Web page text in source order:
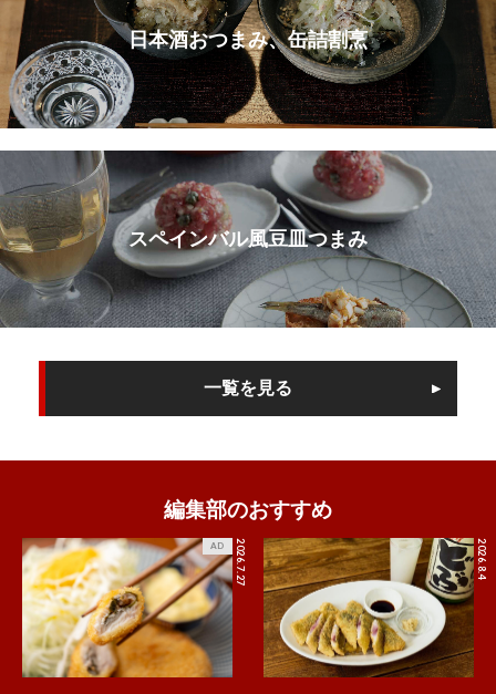
日本酒おつまみ、缶詰割烹
スペインバル風豆皿つまみ
一覧を見る
編集部のおすすめ
2026.7.27
AD 2026.8.4